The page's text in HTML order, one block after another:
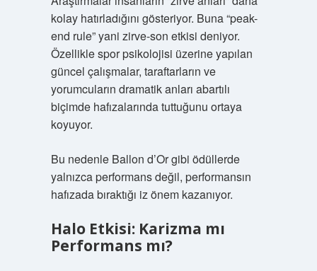
kolay hatırladığını gösteriyor. Buna “peak-
end rule” yani zirve-son etkisi deniyor.
Özellikle spor psikolojisi üzerine yapılan
güncel çalışmalar, taraftarların ve
yorumcuların dramatik anları abartılı
biçimde hafızalarında tuttuğunu ortaya
koyuyor.
Bu nedenle Ballon d’Or gibi ödüllerde
yalnızca performans değil, performansın
hafızada bıraktığı iz önem kazanıyor.
Halo Etkisi: Karizma mı
Performans mı?